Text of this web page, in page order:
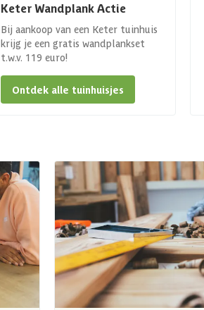
Keter Wandplank Actie
Bij aankoop van een Keter tuinhuis
krijg je een gratis wandplankset
t.w.v. 119 euro!
Ontdek alle tuinhuisjes